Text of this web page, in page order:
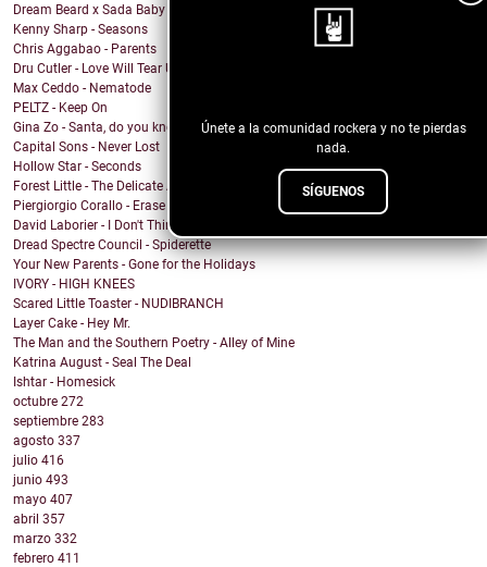
Únete a la comunidad rockera y no te pierdas
nada.
SÍGUENOS
Dream Beard x Sada Baby x Judge & Jury - SPRAY
Kenny Sharp - Seasons
Chris Aggabao - Parents
Dru Cutler - Love Will Tear US Apart (Joy Division...
Max Ceddo - Nematode
PELTZ - Keep On
Gina Zo - Santa, do you know?
Capital Sons - Never Lost
Hollow Star - Seconds
Forest Little - The Delicate Art of Reflection (Th...
Piergiorgio Corallo - Erase her name
David Laborier - I Don't Think So
Dread Spectre Council - Spiderette
Your New Parents - Gone for the Holidays
IVORY - HIGH KNEES
Scared Little Toaster - NUDIBRANCH
Layer Cake - Hey Mr.
The Man and the Southern Poetry - Alley of Mine
Katrina August - Seal The Deal
Ishtar - Homesick
octubre 272
septiembre 283
agosto 337
julio 416
junio 493
mayo 407
abril 357
marzo 332
febrero 411